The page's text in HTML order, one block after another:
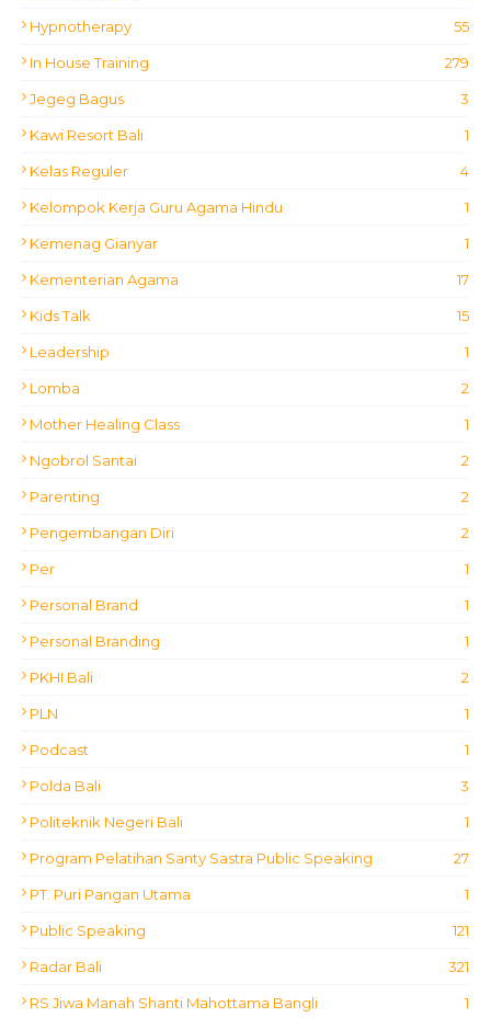
Hypnotherapy 55
In House Training 279
Jegeg Bagus 3
Kawi Resort Bali 1
Kelas Reguler 4
Kelompok Kerja Guru Agama Hindu 1
Kemenag Gianyar 1
Kementerian Agama 17
Kids Talk 15
Leadership 1
Lomba 2
Mother Healing Class 1
Ngobrol Santai 2
Parenting 2
Pengembangan Diri 2
Per 1
Personal Brand 1
Personal Branding 1
PKHI Bali 2
PLN 1
Podcast 1
Polda Bali 3
Politeknik Negeri Bali 1
Program Pelatihan Santy Sastra Public Speaking 27
PT. Puri Pangan Utama 1
Public Speaking 121
Radar Bali 321
RS Jiwa Manah Shanti Mahottama Bangli 1